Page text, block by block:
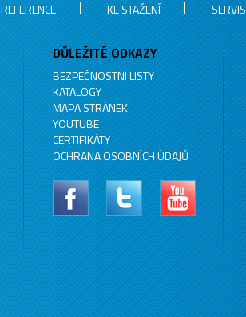
REFERENCE KE STAŽENÍ SERVIS
DŮLEŽITÉ ODKAZY
BEZPEČNOSTNÍ LISTY
KATALOGY
MAPA STRÁNEK
YOUTUBE
CERTIFIKÁTY
OCHRANA OSOBNÍCH ÚDAJŮ